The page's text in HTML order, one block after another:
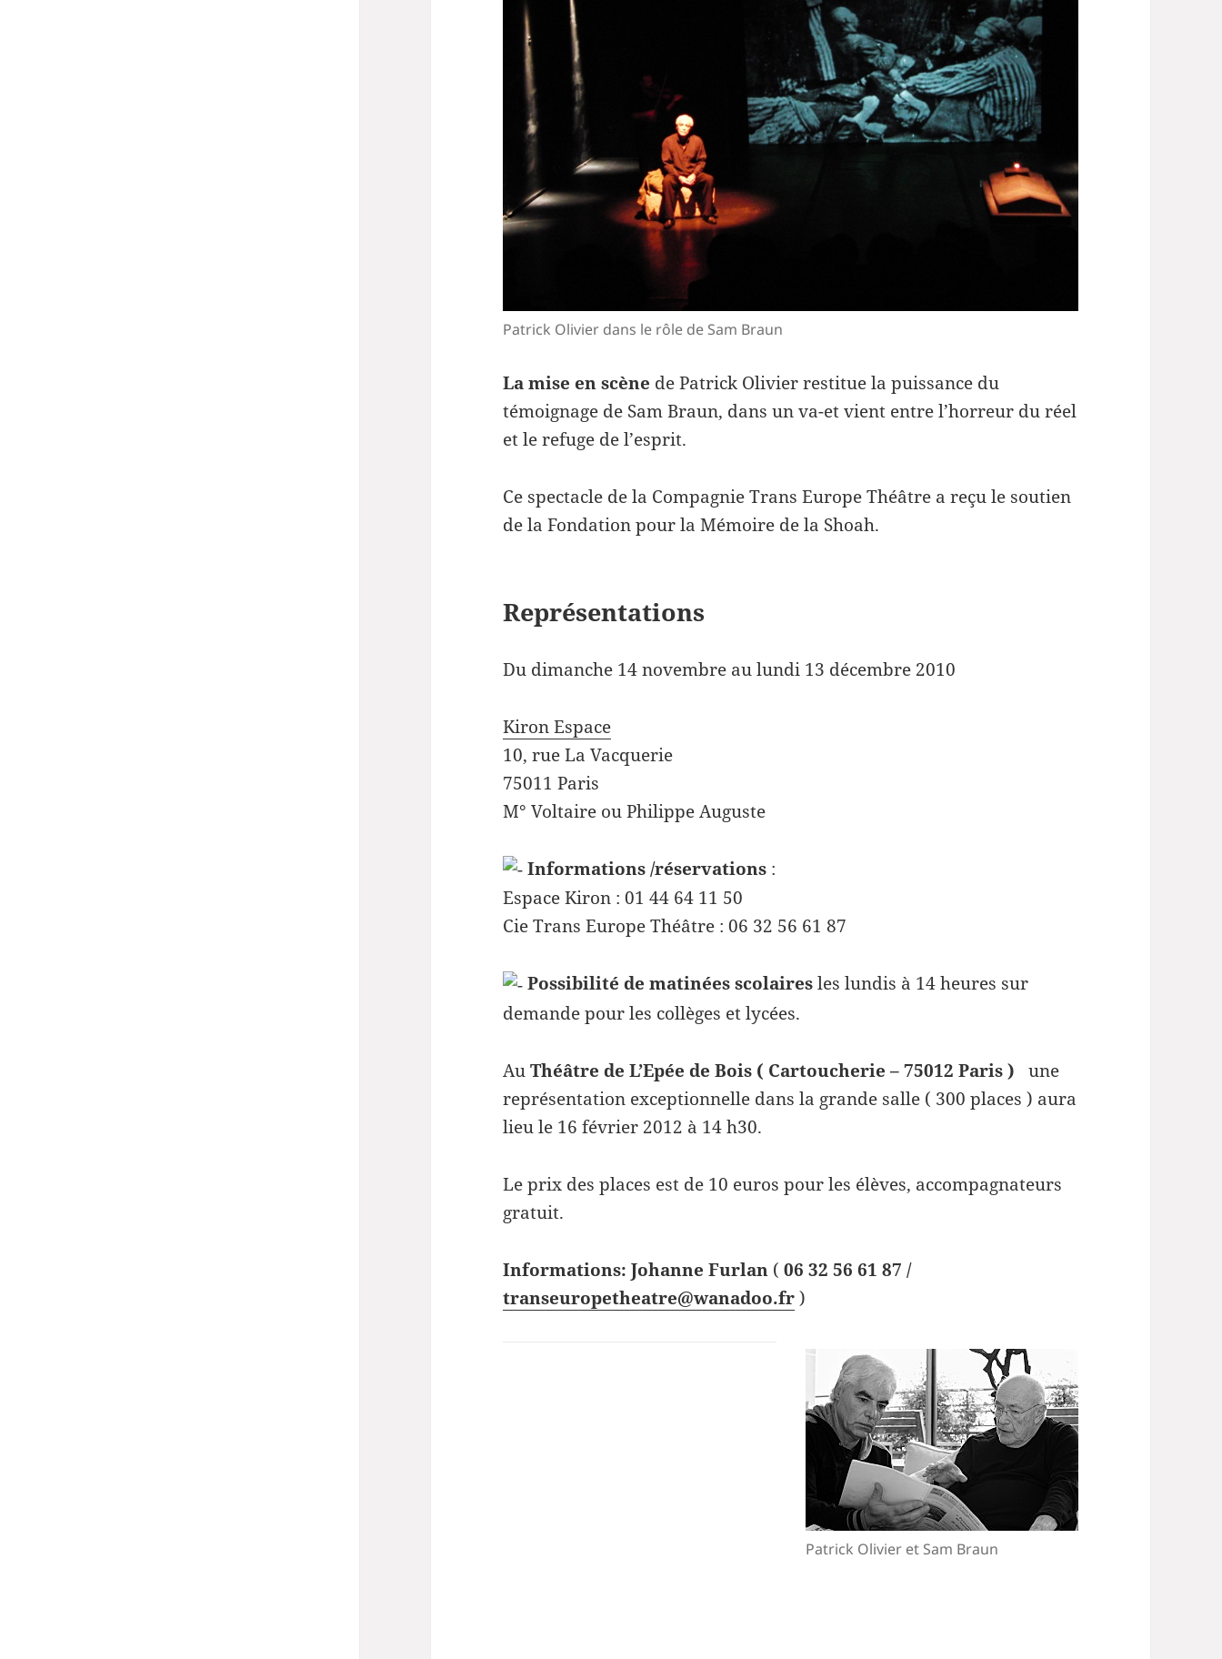
Patrick Olivier dans le rôle de Sam Braun
La mise en scène de Patrick Olivier restitue la puissance du
témoignage de Sam Braun, dans un va-et vient entre l’horreur du réel
et le refuge de l’esprit.
Ce spectacle de la Compagnie Trans Europe Théâtre a reçu le soutien
de la Fondation pour la Mémoire de la Shoah.
Représentations
Du dimanche 14 novembre au lundi 13 décembre 2010
Kiron Espace
10, rue La Vacquerie
75011 Paris
M° Voltaire ou Philippe Auguste
Informations /réservations :
Espace Kiron : 01 44 64 11 50
Cie Trans Europe Théâtre : 06 32 56 61 87
Possibilité de matinées scolairesles lundis à 14 heures sur
demande pour les collèges et lycées.
AuThéâtre de L’Epée de Bois ( Cartoucherie – 75012 Paris )
une
représentation exceptionnelle dans la grande salle ( 300 places ) aura
lieu le 16 février 2012 à 14 h30.
Le prix des places est de 10 euros pour les élèves, accompagnateurs
gratuit.
Informations: Johanne Furlan (06 32 56 61 87 /
transeuropetheatre@wanadoo.fr)
Patrick Olivier et Sam Braun